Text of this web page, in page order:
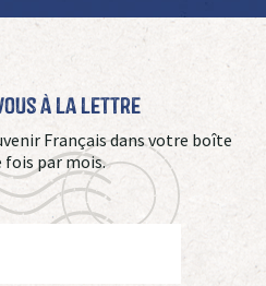
à La Lettre
Français dans votre boîte
fois par mois.